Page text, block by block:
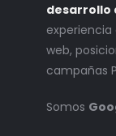
desarrollo
experiencia
web,
campañas
Somos